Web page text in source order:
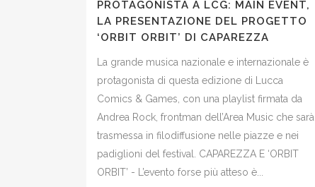
PROTAGONISTA A LCG: MAIN EVENT,
LA PRESENTAZIONE DEL PROGETTO
‘ORBIT ORBIT’ DI CAPAREZZA
La grande musica nazionale e internazionale è
protagonista di questa edizione di Lucca
Comics & Games, con una playlist firmata da
Andrea Rock, frontman dell’Area Music che sarà
trasmessa in filodiffusione nelle piazze e nei
padiglioni del festival. CAPAREZZA E ‘ORBIT
ORBIT’ - L’evento forse più atteso è...